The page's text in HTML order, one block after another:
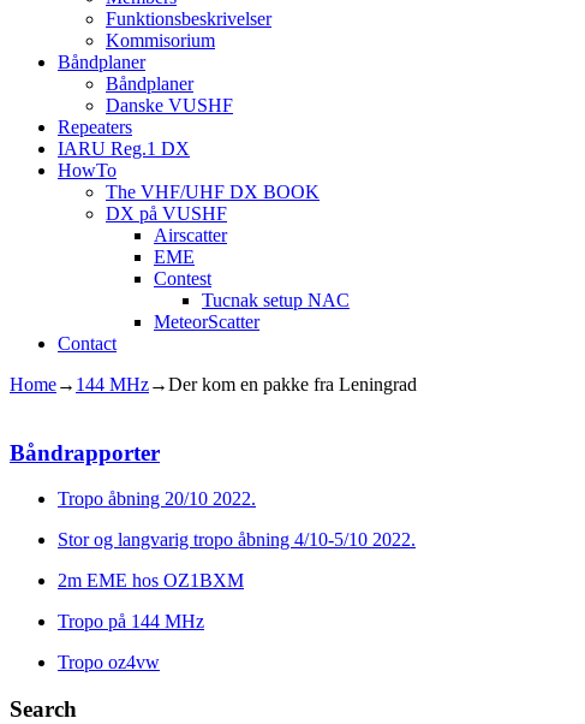
Funktionsbeskrivelser
Kommisorium
Båndplaner
Båndplaner
Danske VUSHF
Repeaters
IARU Reg.1 DX
HowTo
The VHF/UHF DX BOOK
DX på VUSHF
Airscatter
EME
Contest
Tucnak setup NAC
MeteorScatter
Contact
Home→ 144 MHz→Der kom en pakke fra Leningrad
Båndrapporter
Tropo åbning 20/10 2022.
Stor og langvarig tropo åbning 4/10-5/10 2022.
2m EME hos OZ1BXM
Tropo på 144 MHz
Tropo oz4vw
Search